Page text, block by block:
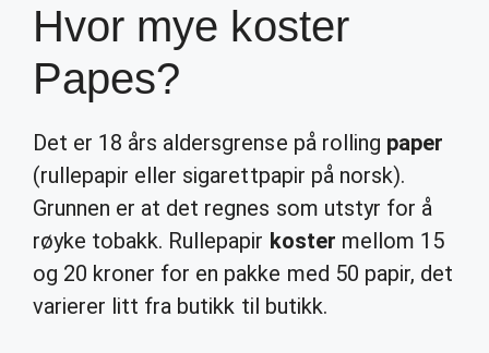
Hvor mye koster
Papes?
Det er 18 års aldersgrense på rolling paper
(rullepapir eller sigarettpapir på norsk).
Grunnen er at det regnes som utstyr for å
røyke tobakk. Rullepapir koster mellom 15
og 20 kroner for en pakke med 50 papir, det
varierer litt fra butikk til butikk.